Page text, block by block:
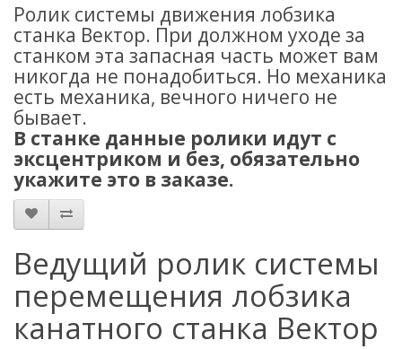
Ролик системы движения лобзика
станка Вектор. При должном уходе за
станком эта запасная часть может вам
никогда не понадобиться. Но механика
есть механика, вечного ничего не
бывает.
В станке данные ролики идут с
эксцентриком и без, обязательно
укажите это в заказе.
Ведущий ролик системы
перемещения лобзика
канатного станка Вектор